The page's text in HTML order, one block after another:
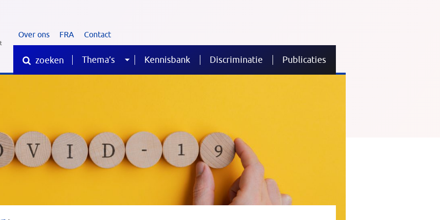
zoeken
zoek?
Thema’s
Sub
Kennisbank Discriminatie Publicaties
Over ons FRA Contact